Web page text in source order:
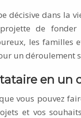
décisive dans la
de fonder
les familles
un déroulement
en un
vous pouvez
et vos